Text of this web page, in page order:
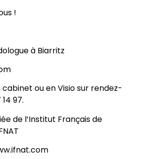
!
à Biarritz
ou en Visio sur rendez-
97.
de l’Institut Français de